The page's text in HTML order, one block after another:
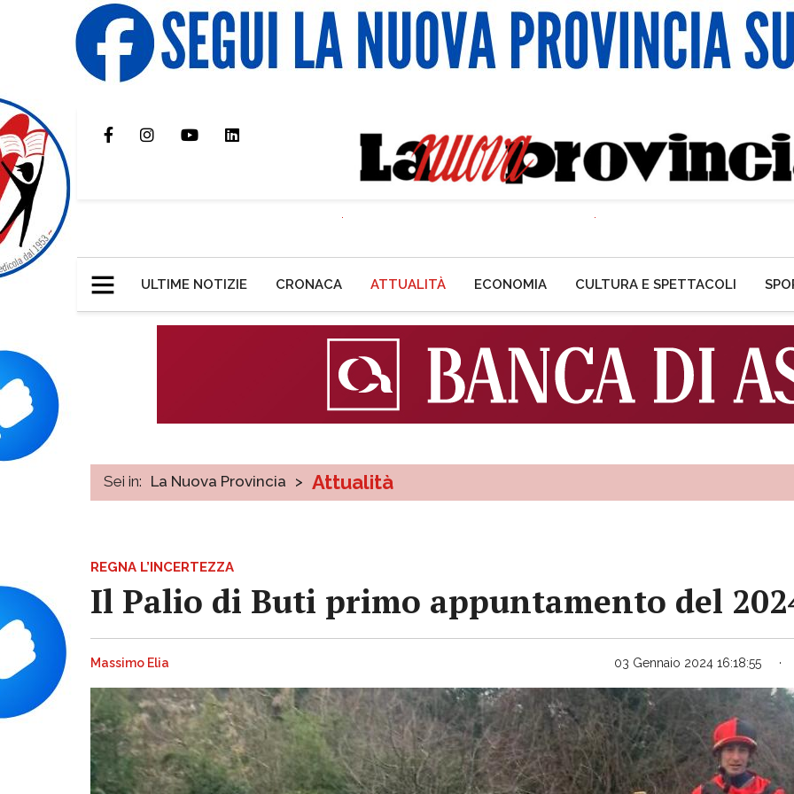
ULTIME NOTIZIE CRONACA ATTUALITÀ ECONOMIA CULTURA E SPETTACOLI
Sei in: La Nuova Provincia > Attualità
REGNA L’INCERTEZZA
Il Palio di Buti primo appuntamento del
Massimo Elia 03 Gennaio 2024 16:18:55